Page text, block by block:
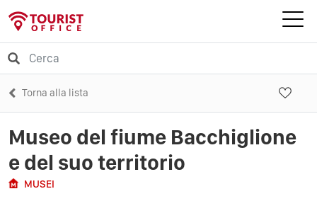
Torna alla lista
Museo del fiume Bacchiglione
e del suo territorio
MUSEI